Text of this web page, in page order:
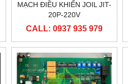
MẠCH ĐIỀU KHIỂN JOIL JIT-
20P-220V
CALL: 0937 935 979